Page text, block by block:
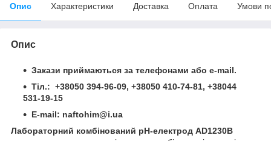
Опис Характеристики Доставка Оплата Умови
Опис
Закази приймаються за телефонами або e-mail.
Тіл.: +38050 394-96-09, +38050 410-74-81, +38044
531-19-15
Е-mail: naftohim@i.ua
Лабораторний комбінований pH-електрод AD1230B